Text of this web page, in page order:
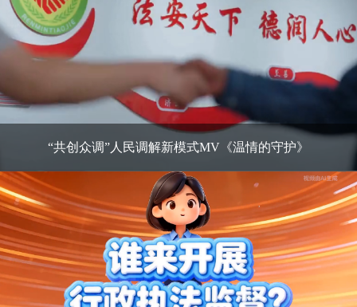
“共创众调”人民调解新模式MV《温情的守护》